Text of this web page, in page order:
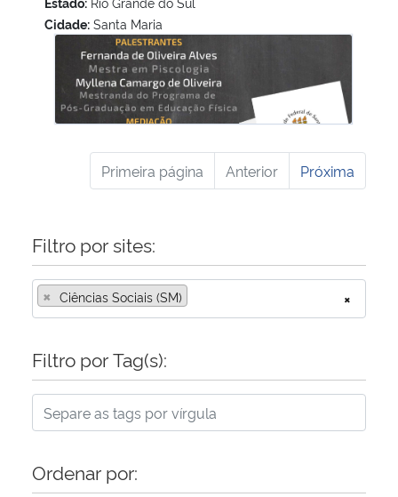
Cidade: Santa Maria
3ª Edição – Vamos Conversar? Debates sobre docência
Primeira página Anterior Próxima
Filtro por sites:
×
× Ciências Sociais (SM)
Filtro por Tag(s):
Ordenar por: